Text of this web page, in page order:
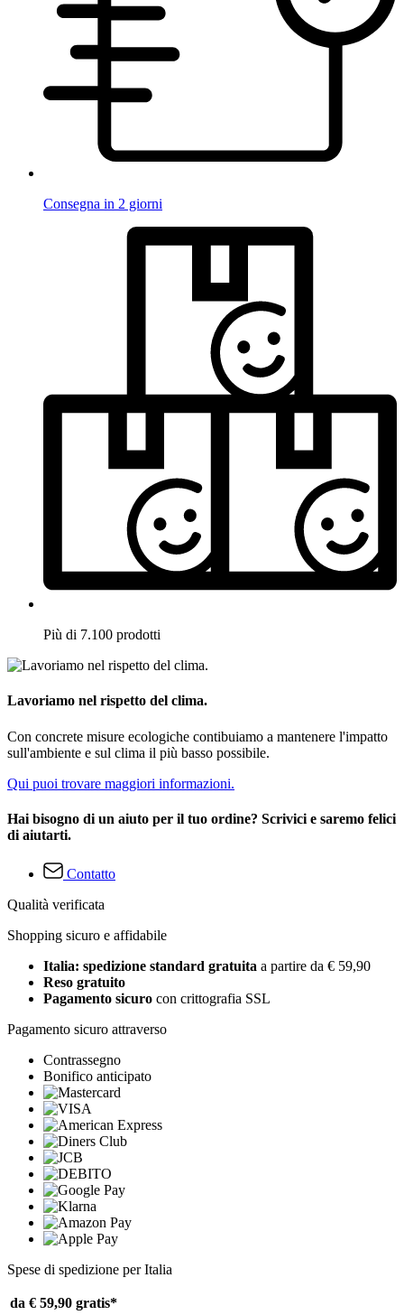
Consegna in 2 giorni
Più di 7.100 prodotti
Lavoriamo nel rispetto del clima.
Con concrete misure ecologiche contibuiamo a mantenere l'impatto
sull'ambiente e sul clima il più basso possibile.
Qui puoi trovare maggiori informazioni.
Hai bisogno di un aiuto per il tuo ordine? Scrivici e saremo felici
di aiutarti.
Contatto
Qualità verificata
Shopping sicuro e affidabile
Italia: spedizione standard gratuita a partire da € 59,90
Reso gratuito
Pagamento sicuro con crittografia SSL
Pagamento sicuro attraverso
Contrassegno
Bonifico anticipato
Spese di spedizione per Italia
da € 59,90 gratis*